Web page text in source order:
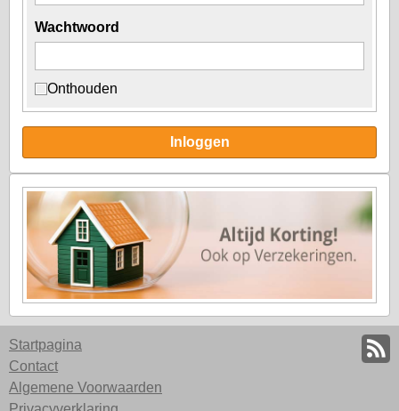
Wachtwoord
Onthouden
Inloggen
Startpagina
Contact
Algemene Voorwaarden